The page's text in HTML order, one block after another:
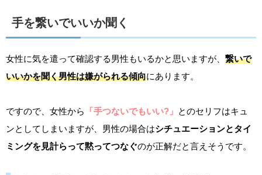
手を繋いでいいか聞く
女性に気を遣って確認する男性もいるかと思いますが、 繋いで
いいかを聞く男性は嫌がられる傾向にあります。
ですので、女性から 「手つないでもいい?」 とのセリフはキュ
ンとしてしまいますが、男性の場合はシチュエーションとタイ
ミングを見計らって黙ってつなぐのが正解だと言えそうです。